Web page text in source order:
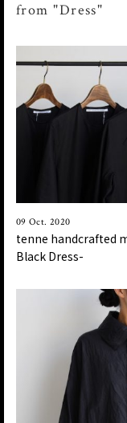
from "Dress"
09 Oct. 2020
tenne handcrafted
Black Dress-